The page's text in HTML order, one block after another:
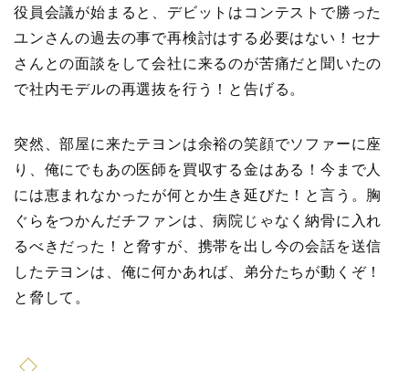
役員会議が始まると、デビットはコンテストで勝った
ユンさんの過去の事で再検討はする必要はない！セナ
さんとの面談をして会社に来るのが苦痛だと聞いたの
で社内モデルの再選抜を行う！と告げる。
突然、部屋に来たテヨンは余裕の笑顔でソファーに座
り、俺にでもあの医師を買収する金はある！今まで人
には恵まれなかったが何とか生き延びた！と言う。胸
ぐらをつかんだチファンは、病院じゃなく納骨に入れ
るべきだった！と脅すが、携帯を出し今の会話を送信
したテヨンは、俺に何かあれば、弟分たちが動くぞ！
と脅して。